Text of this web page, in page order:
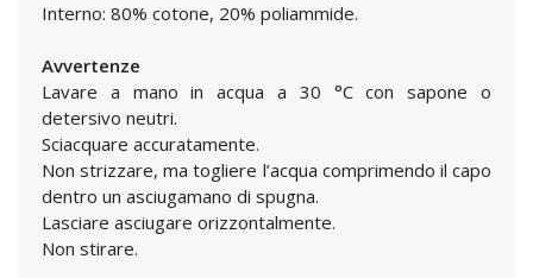
Interno: 80% cotone, 20% poliammide.
Avvertenze
Lavare a mano in acqua a 30 °C con sapone o
detersivo neutri.
Sciacquare accuratamente.
Non strizzare, ma togliere l’acqua comprimendo il capo
dentro un asciugamano di spugna.
Lasciare asciugare orizzontalmente.
Non stirare.